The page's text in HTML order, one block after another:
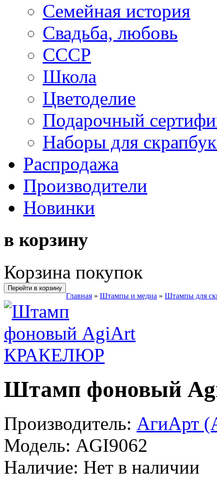
Семейная история
Свадьба, любовь
СССР
Школа
Цветоделие
Подарочный
Наборы для
Распродажа
Производители
Новинки
в корзину
Корзина покупок
Перейти в корзину
Главная » Штампы и медиа » Штампы для
Штамп фоновый
Производитель: АгиАрт
Модель: AGI9062
Наличие: Нет в наличии